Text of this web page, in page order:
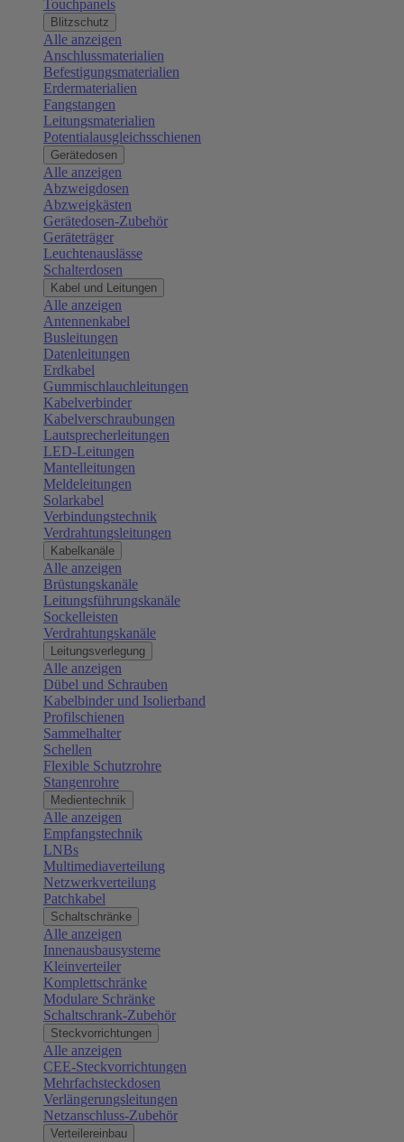
Touchpanels
Blitzschutz
Alle anzeigen
Anschlussmaterialien
Befestigungsmaterialien
Erdermaterialien
Fangstangen
Leitungsmaterialien
Potentialausgleichsschienen
Gerätedosen
Alle anzeigen
Abzweigdosen
Abzweigkästen
Gerätedosen-Zubehör
Geräteträger
Leuchtenauslässe
Schalterdosen
Kabel und Leitungen
Alle anzeigen
Antennenkabel
Busleitungen
Datenleitungen
Erdkabel
Gummischlauchleitungen
Kabelverbinder
Kabelverschraubungen
Lautsprecherleitungen
LED-Leitungen
Mantelleitungen
Meldeleitungen
Solarkabel
Verbindungstechnik
Verdrahtungsleitungen
Kabelkanäle
Alle anzeigen
Brüstungskanäle
Leitungsführungskanäle
Sockelleisten
Verdrahtungskanäle
Leitungsverlegung
Alle anzeigen
Dübel und Schrauben
Kabelbinder und Isolierband
Profilschienen
Sammelhalter
Schellen
Flexible Schutzrohre
Stangenrohre
Medientechnik
Alle anzeigen
Empfangstechnik
LNBs
Multimediaverteilung
Netzwerkverteilung
Patchkabel
Schaltschränke
Alle anzeigen
Innenausbausysteme
Kleinverteiler
Komplettschränke
Modulare Schränke
Schaltschrank-Zubehör
Steckvorrichtungen
Alle anzeigen
CEE-Steckvorrichtungen
Mehrfachsteckdosen
Verlängerungsleitungen
Netzanschluss-Zubehör
Verteilereinbau